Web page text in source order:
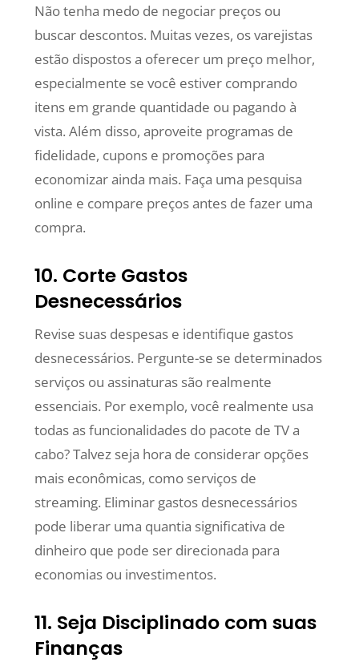
Não tenha medo de negociar preços ou
buscar descontos. Muitas vezes, os varejistas
estão dispostos a oferecer um preço melhor,
especialmente se você estiver comprando
itens em grande quantidade ou pagando à
vista. Além disso, aproveite programas de
fidelidade, cupons e promoções para
economizar ainda mais. Faça uma pesquisa
online e compare preços antes de fazer uma
compra.
10. Corte Gastos
Desnecessários
Revise suas despesas e identifique gastos
desnecessários. Pergunte-se se determinados
serviços ou assinaturas são realmente
essenciais. Por exemplo, você realmente usa
todas as funcionalidades do pacote de TV a
cabo? Talvez seja hora de considerar opções
mais econômicas, como serviços de
streaming. Eliminar gastos desnecessários
pode liberar uma quantia significativa de
dinheiro que pode ser direcionada para
economias ou investimentos.
11. Seja Disciplinado com suas
Finanças